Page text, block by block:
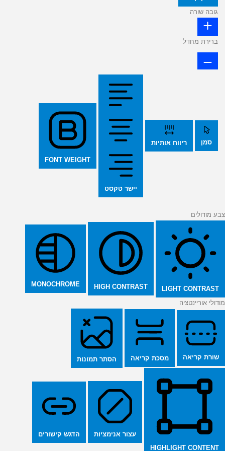
גובה שורה
ברירת מחדל
סמן ריווח אותיות
יישר טקסט
FONT WEIGHT
צבע מודולים
LIGHT CONTRAST
HIGH CONTRAST
MONOCHROME
מודולי אוריינטציה
שורת קריאה מסכת קריאה הסתר תמונות
HIGHLIGHT CONTENT
עצור אנימציות הדגש קישורים